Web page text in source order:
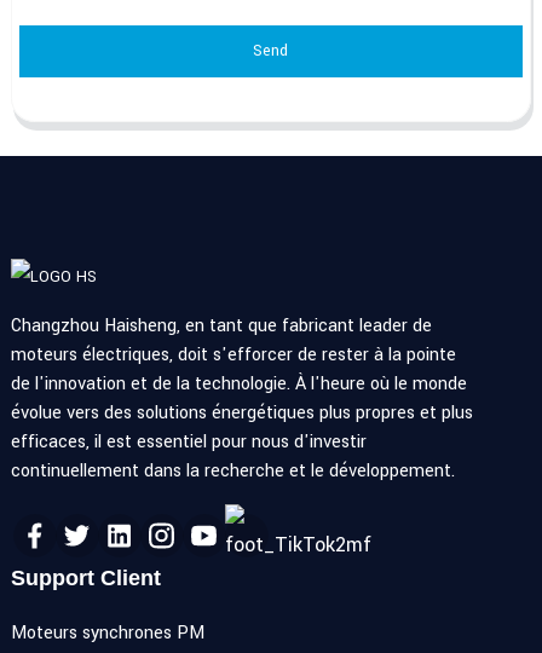
Send
Changzhou Haisheng, en tant que fabricant leader de
moteurs électriques, doit s'efforcer de rester à la pointe
de l'innovation et de la technologie. À l'heure où le monde
évolue vers des solutions énergétiques plus propres et plus
efficaces, il est essentiel pour nous d'investir
continuellement dans la recherche et le développement.
Support Client
Moteurs synchrones PM